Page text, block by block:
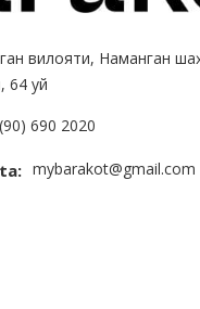
вилояти, Наманган
64 уй
690 2020
mybarakot@gmail.com